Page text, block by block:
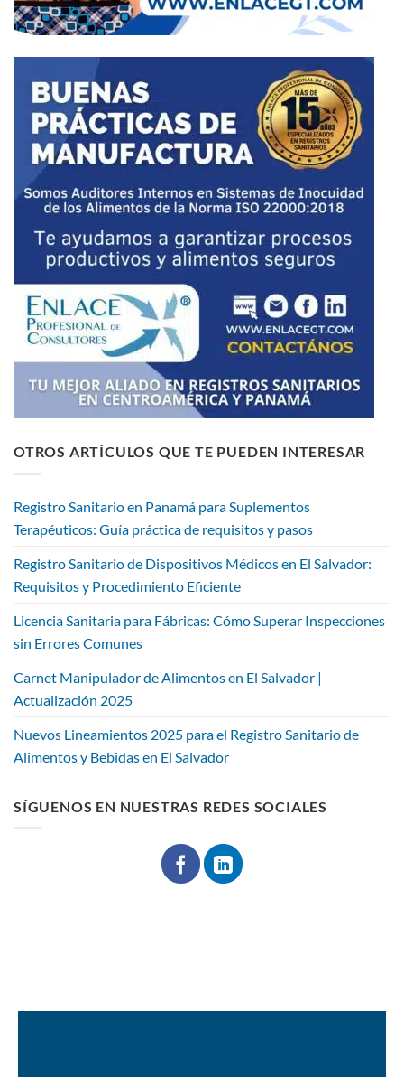
OTROS ARTÍCULOS QUE TE PUEDEN INTERESAR
Registro Sanitario en Panamá para Suplementos
Terapéuticos: Guía práctica de requisitos y pasos
Registro Sanitario de Dispositivos Médicos en El Salvador:
Requisitos y Procedimiento Eficiente
Licencia Sanitaria para Fábricas: Cómo Superar Inspecciones
sin Errores Comunes
Carnet Manipulador de Alimentos en El Salvador |
Actualización 2025
Nuevos Lineamientos 2025 para el Registro Sanitario de
Alimentos y Bebidas en El Salvador
SÍGUENOS EN NUESTRAS REDES SOCIALES